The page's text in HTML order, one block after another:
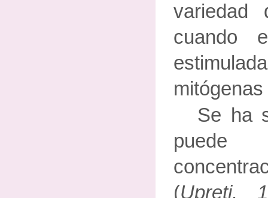
variedad
cuando
mitógenas
Se ha
puede
(Upreti,